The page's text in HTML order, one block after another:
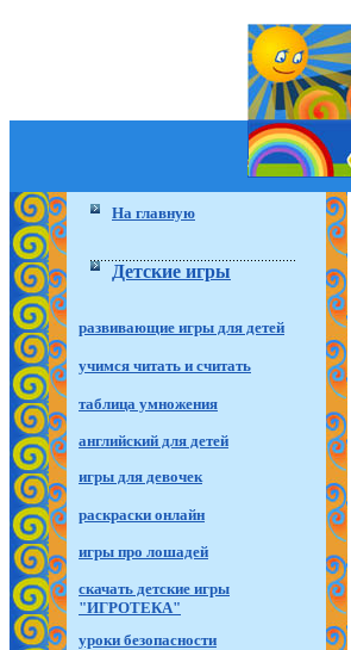
На главную
Детские игры
развивающие игры для детей
учимся читать и считать
таблица умножения
английский для детей
игры для девочек
раскраски онлайн
игры про лошадей
скачать детские игры
"ИГРОТЕКА"
уроки безопасности